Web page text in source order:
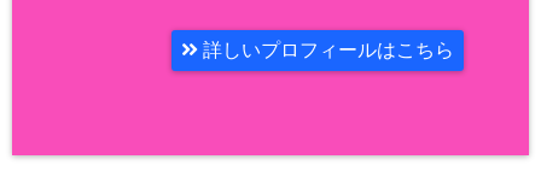
詳しいプロフィールはこちら